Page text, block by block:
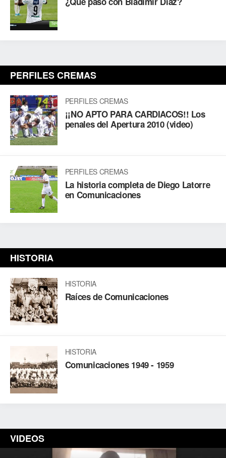
PERFILES CREMAS
PERFILES CREMAS
¡¡NO APTO PARA CARDIACOS!! Los
penales del Apertura 2010 (video)
PERFILES CREMAS
La historia completa de Diego Latorre
en Comunicaciones
HISTORIA
HISTORIA
Raíces de Comunicaciones
HISTORIA
Comunicaciones 1949 - 1959
VIDEOS